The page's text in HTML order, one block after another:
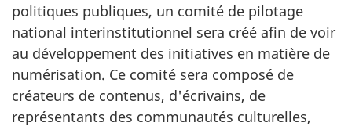
politiques publiques, un comité de pilotage
national interinstitutionnel sera créé afin de voir
au développement des initiatives en matière de
numérisation. Ce comité sera composé de
créateurs de contenus, d'écrivains, de
représentants des communautés culturelles,